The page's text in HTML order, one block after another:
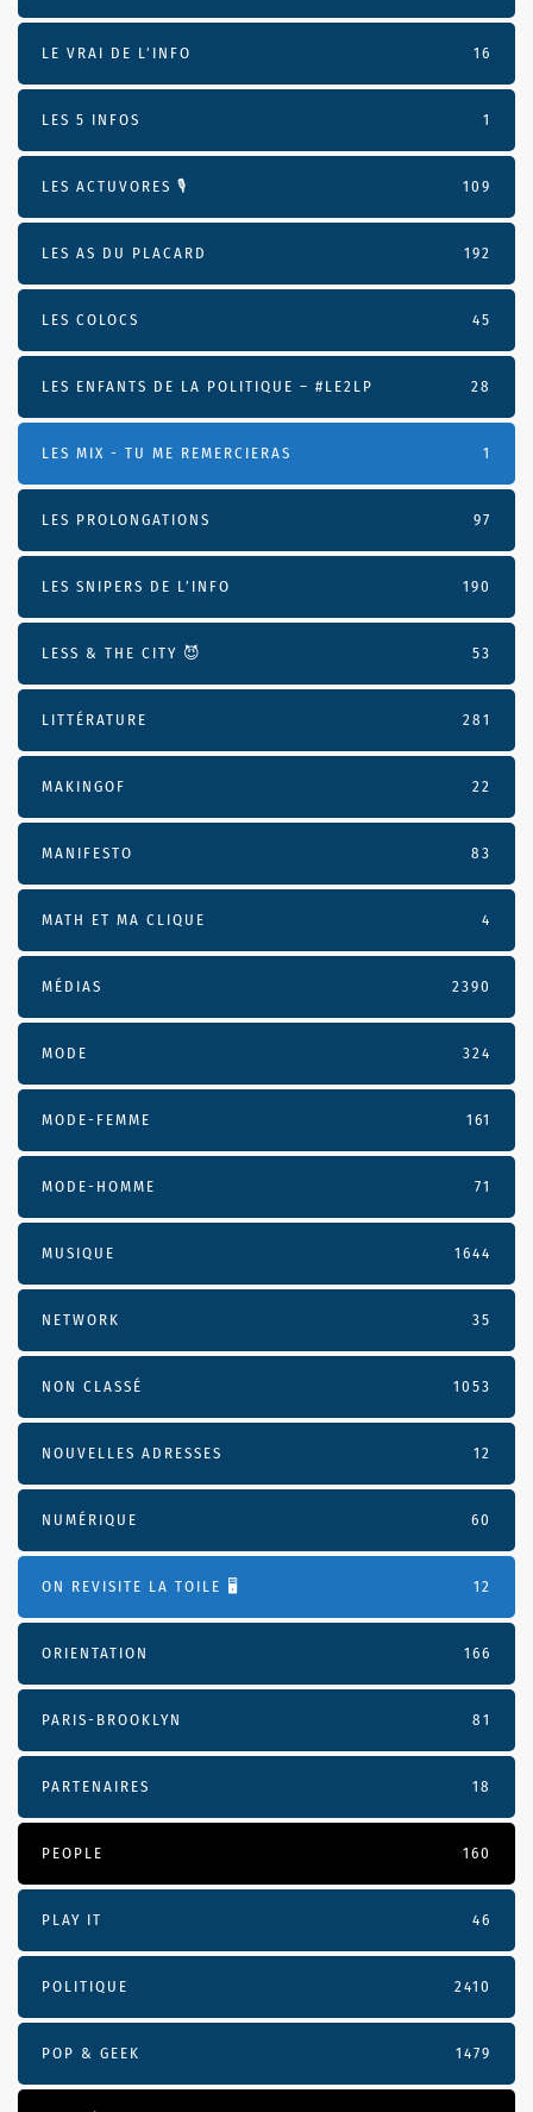
LE VRAI DE L’INFO 16
LES 5 INFOS 1
LES ACTUVORES 🎙 109
LES AS DU PLACARD 192
LES COLOCS 45
LES ENFANTS DE LA POLITIQUE – #LE2LP 28
LES MIX - TU ME REMERCIERAS 1
LES PROLONGATIONS 97
LES SNIPERS DE L’INFO 190
LESS & THE CITY 😈 53
LITTÉRATURE 281
MAKINGOF 22
MANIFESTO 83
MATH ET MA CLIQUE 4
MÉDIAS 2390
MODE 324
MODE-FEMME 161
MODE-HOMME 71
MUSIQUE 1644
NETWORK 35
NON CLASSÉ 1053
NOUVELLES ADRESSES 12
NUMÉRIQUE 60
ON REVISITE LA TOILE 🖥️ 12
ORIENTATION 166
PARIS-BROOKLYN 81
PARTENAIRES 18
PEOPLE 160
PLAY IT 46
POLITIQUE 2410
POP & GEEK 1479